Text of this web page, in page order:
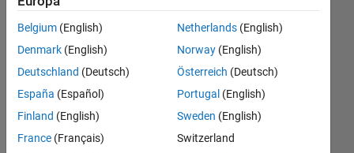
Bianca
Elena
Ivanof
2020
1
Risposta
Belgium (English)
Denmark (English)
Deutschland (Deutsch)
España (Español)
Finland (English)
France (Français)
Netherlands(English)
Norway(English)
Österreich (Deutsch)
Portugal (English)
Sweden (English)
Switzerland